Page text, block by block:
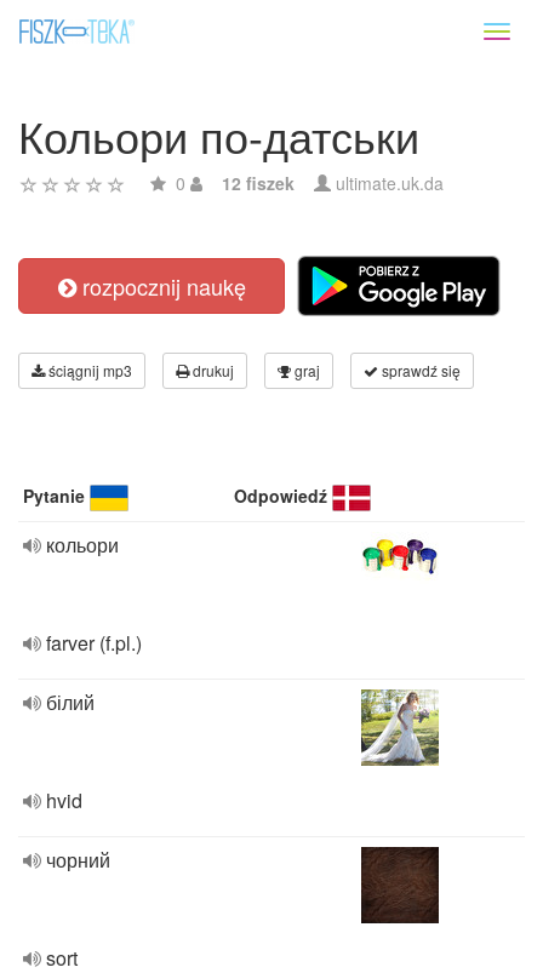
Кольори по-датськи
0 12 fiszek ultimate.uk.da
rozpocznij naukę
ściągnij mp3 drukuj graj sprawdź się
Pytanie Odpowiedź
кольори
farver (f.pl.)
білий
hvid
чорний
sort